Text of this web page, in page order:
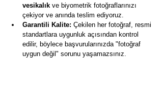
vesikalık ve biyometrik fotoğraflarınızı
çekiyor ve anında teslim ediyoruz.
Garantili Kalite: Çekilen her fotoğraf, resmi
standartlara uygunluk açısından kontrol
edilir, böylece başvurularınızda "fotoğraf
uygun değil" sorunu yaşamazsınız.